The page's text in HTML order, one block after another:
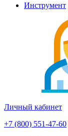
Инструмент
Личный кабинет
+7 (800) 551-47-60